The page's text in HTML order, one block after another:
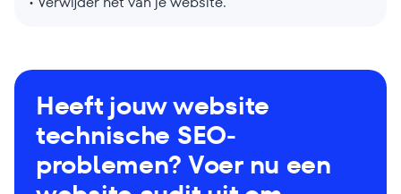
Heeft jouw website
technische SEO-
problemen? Voer nu een